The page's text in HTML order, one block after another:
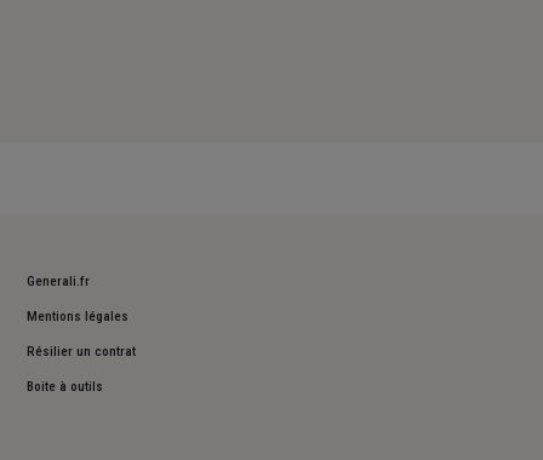
Generali.fr
Mentions légales
Résilier un contrat
Boite à outils